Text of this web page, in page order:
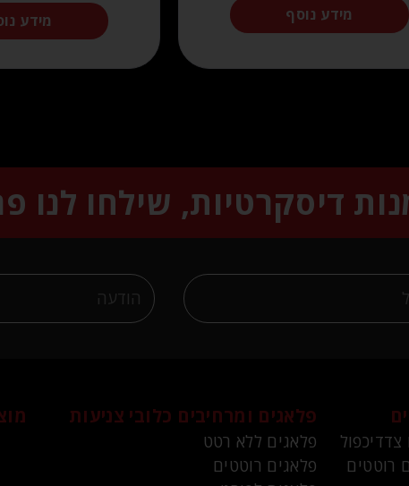
מידע נוסף מידע
דיסקרטיות, שילחו לנו
צדדיכפול
רוטטים
פלאגים ומרחיבים
פלאגים ללא רטט
פלאגים רוטטים
כלובי צניעות